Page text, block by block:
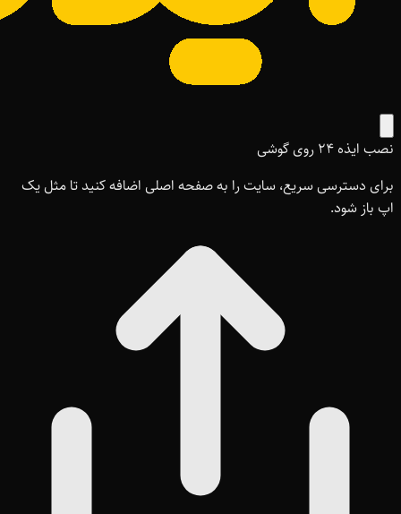
نصب ایذه ۲۴ روی گوشی
برای دسترسی سریع، سایت را به صفحه اصلی اضافه کنید تا مثل یک
اپ باز شود.